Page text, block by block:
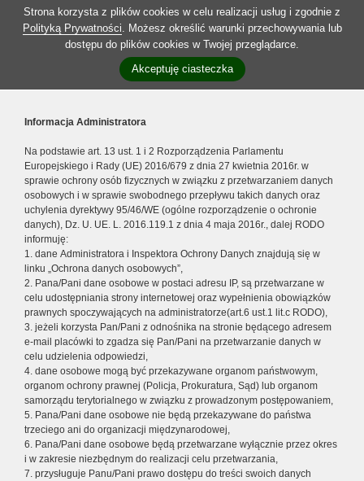
Strona korzysta z plików cookies w celu realizacji usług i zgodnie z
Polityką Prywatności. Możesz określić warunki przechowywania lub
dostępu do plików cookies w Twojej przeglądarce.
Akceptuję ciasteczka
Informacja Administratora
Na podstawie art. 13 ust. 1 i 2 Rozporządzenia Parlamentu
Europejskiego i Rady (UE) 2016/679 z dnia 27 kwietnia 2016r. w
sprawie ochrony osób fizycznych w związku z przetwarzaniem danych
osobowych i w sprawie swobodnego przepływu takich danych oraz
uchylenia dyrektywy 95/46/WE (ogólne rozporządzenie o ochronie
danych), Dz. U. UE. L. 2016.119.1 z dnia 4 maja 2016r., dalej RODO
informuję:
1. dane Administratora i Inspektora Ochrony Danych znajdują się w
linku „Ochrona danych osobowych”,
2. Pana/Pani dane osobowe w postaci adresu IP, są przetwarzane w
celu udostępniania strony internetowej oraz wypełnienia obowiązków
prawnych spoczywających na administratorze(art.6 ust.1 lit.c RODO),
3. jeżeli korzysta Pan/Pani z odnośnika na stronie będącego adresem
e-mail placówki to zgadza się Pan/Pani na przetwarzanie danych w
celu udzielenia odpowiedzi,
4. dane osobowe mogą być przekazywane organom państwowym,
organom ochrony prawnej (Policja, Prokuratura, Sąd) lub organom
samorządu terytorialnego w związku z prowadzonym postępowaniem,
5. Pana/Pani dane osobowe nie będą przekazywane do państwa
trzeciego ani do organizacji międzynarodowej,
6. Pana/Pani dane osobowe będą przetwarzane wyłącznie przez okres
i w zakresie niezbędnym do realizacji celu przetwarzania,
7. przysługuje Panu/Pani prawo dostępu do treści swoich danych